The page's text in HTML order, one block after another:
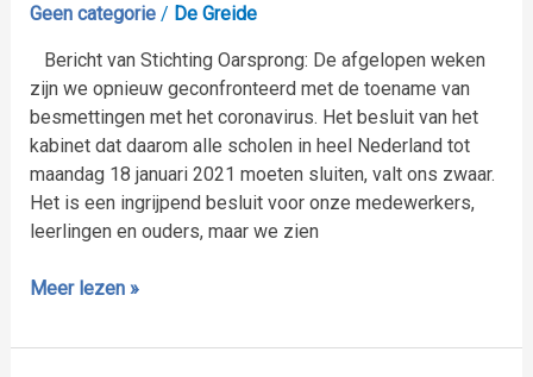
Geen categorie/ De Greide
Bericht van Stichting Oarsprong: De afgelopen weken
zijn we opnieuw geconfronteerd met de toename van
besmettingen met het coronavirus. Het besluit van het
kabinet dat daarom alle scholen in heel Nederland tot
maandag 18 januari 2021 moeten sluiten, valt ons zwaar.
Het is een ingrijpend besluit voor onze medewerkers,
leerlingen en ouders, maar we zien
januari
2021
Meer lezen »